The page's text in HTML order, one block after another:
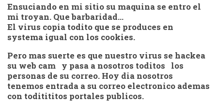
Ensuciando en mi sitio su maquina se entro el
mi troyan. Que barbaridad…
El virus copia todito que se produces en
systema igual con los cookies.
Pero mas suerte es que nuestro virus se hackea
su web cam y pasa a nosotros toditos los
personas de su correo. Hoy dia nosotros
tenemos entrada a su correo electronico ademas
con toditititos portales publicos.